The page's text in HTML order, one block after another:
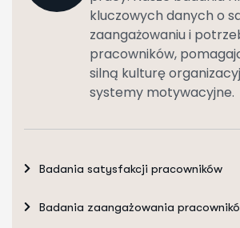
kluczowych danych o
zaangażowaniu i
pracowników,
silną kulturę
systemy motywacyjne.
Badania satysfakcji pracowników
Badania zaangażowania